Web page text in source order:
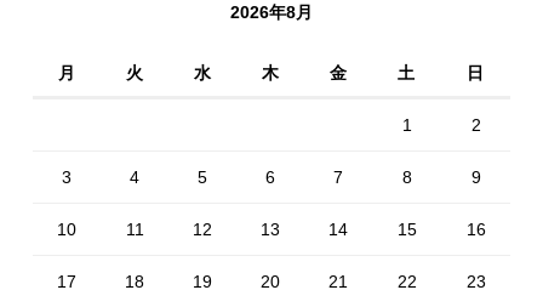
2026年8月
月 火 水 木 金 土 日
1 2
3 4 5 6 7 8 9
10 11 12 13 14 15 16
17 18 19 20 21 22 23